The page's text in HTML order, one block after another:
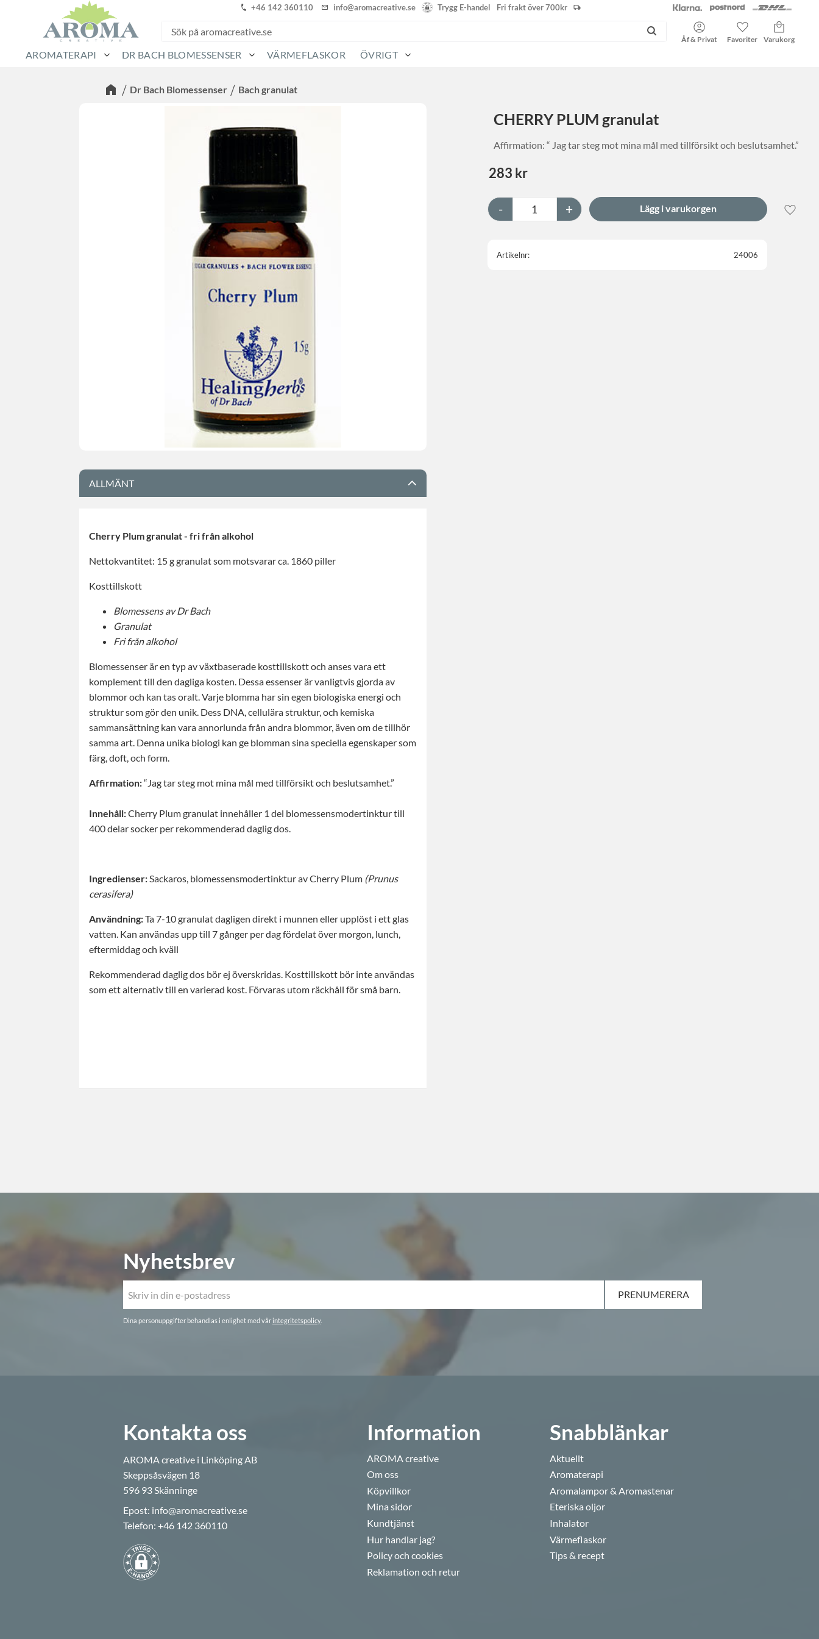
+46 142 360110 info@aromacreative.se Trygg E-handel Fri frakt över 700kr
Åf & Privat
Favoriter
Kundvagn
AROMATERAPI DR BACH BLOMESSENSER VÄRMEFLASKOR ÖVRIGT
Dr Bach Blomessenser Bach granulat
CHERRY PLUM granulat
Affirmation: “ Jag tar steg mot mina mål med tillförsikt och beslutsamhet.”
283 kr
+
-
Lägg
Artikelnr 24006
ALLMÄNT
Cherry Plum granulat - fri från alkohol
Nettokvantitet: 15 g granulat som motsvarar ca. 1860 piller
Kosttillskott
Blomessens av Dr Bach
Granulat
Fri från alkohol
Blomessenser är en typ av växtbaserade kosttillskott och anses vara ett
komplement till den dagliga kosten. Dessa essenser är vanligtvis gjorda av
blommor och kan tas oralt. Varje blomma har sin egen biologiska energi och
struktur som gör den unik. Dess DNA, cellulära struktur, och kemiska
sammansättning kan vara annorlunda från andra blommor, även om de tillhör
samma art. Denna unika biologi kan ge blomman sina speciella egenskaper som
färg, doft, och form.
Affirmation:“Jag tar steg mot mina mål med tillförsikt och beslutsamhet.”
Innehåll:Cherry Plum granulat innehåller 1 del blomessensmodertinktur till
400 delar socker per rekommenderad daglig dos.
Ingredienser:Sackaros, blomessensmodertinktur av Cherry Plum (Prunus
cerasifera)
Användning:Ta 7-10 granulat dagligen direkt i munnen eller upplöst i ett glas
vatten. Kan användas upp till 7 gånger per dag fördelat över morgon, lunch,
eftermiddag och kväll
Rekommenderad daglig dos bör ej överskridas. Kosttillskott bör inte användas
som ett alternativ till en varierad kost. Förvaras utom räckhåll för små barn.
Nyhetsbrev
PRENUMERERA
Dina personuppgifter behandlas i enlighet med vår integritetspolicy.
Kontakta oss
AROMA creative i Linköping AB
Skeppsåsvägen 18
596 93 Skänninge
Epost: info@aromacreative.se
Telefon: +46 142 360110
Information
AROMA creative
Om oss
Köpvillkor
Mina sidor
Kundtjänst
Hur handlar jag?
Policy och cookies
Reklamation och retur
Snabblänkar
Aktuellt
Aromaterapi
Aromalampor & Aromastenar
Eteriska oljor
Inhalator
Värmeflaskor
Tips & recept